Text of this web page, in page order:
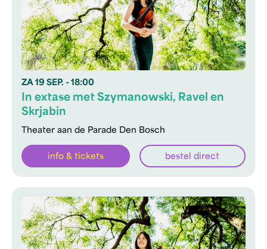
ZA 19 SEP. - 18:00
Theater aan de Parade Den Bosch
In extase met Szymanowski, Ravel en
Skrjabin
info & tickets bestel direct